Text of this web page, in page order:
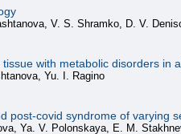
V. S. Shramko, D. V.
with metabolic disorders in
Yu. I. Ragino
post-covid syndrome of varying
Ya. V. Polonskaya, E. M.